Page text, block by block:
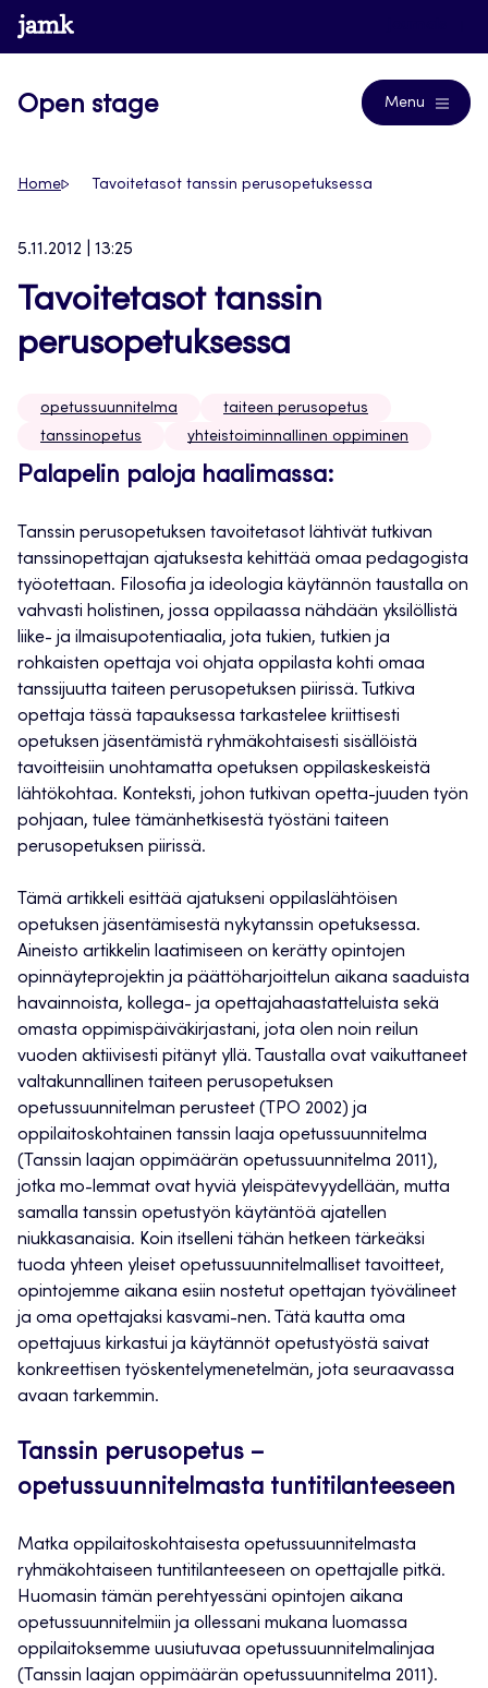
Siirry
suoraan
www.jamk.fi
Open stage Menu
Home Tavoitetasot tanssin perusopetuksessa
5.11.2012 | 13:25
Tavoitetasot tanssin
perusopetuksessa
opetussuunnitelma
taiteen perusopetus
tanssinopetus
yhteistoiminnallinen oppiminen
Palapelin paloja haalimassa:
Tanssin perusopetuksen tavoitetasot lähtivät tutkivan
tanssinopettajan ajatuksesta kehittää omaa pedagogista
työotettaan. Filosofia ja ideologia käytännön taustalla on
vahvasti holistinen, jossa oppilaassa nähdään yksilöllistä
liike- ja ilmaisupotentiaalia, jota tukien, tutkien ja
rohkaisten opettaja voi ohjata oppilasta kohti omaa
tanssijuutta taiteen perusopetuksen piirissä. Tutkiva
opettaja tässä tapauksessa tarkastelee kriittisesti
opetuksen jäsentämistä ryhmäkohtaisesti sisällöistä
tavoitteisiin unohtamatta opetuksen oppilaskeskeistä
lähtökohtaa. Konteksti, johon tutkivan opetta-juuden työn
pohjaan, tulee tämänhetkisestä työstäni taiteen
perusopetuksen piirissä.
Tämä artikkeli esittää ajatukseni oppilaslähtöisen
opetuksen jäsentämisestä nykytanssin opetuksessa.
Aineisto artikkelin laatimiseen on kerätty opintojen
opinnäyteprojektin ja päättöharjoittelun aikana saaduista
havainnoista, kollega- ja opettajahaastatteluista sekä
omasta oppimispäiväkirjastani, jota olen noin reilun
vuoden aktiivisesti pitänyt yllä. Taustalla ovat vaikuttaneet
valtakunnallinen taiteen perusopetuksen
opetussuunnitelman perusteet (TPO 2002) ja
oppilaitoskohtainen tanssin laaja opetussuunnitelma
(Tanssin laajan oppimäärän opetussuunnitelma 2011),
jotka mo-lemmat ovat hyviä yleispätevyydellään, mutta
samalla tanssin opetustyön käytäntöä ajatellen
niukkasanaisia. Koin itselleni tähän hetkeen tärkeäksi
tuoda yhteen yleiset opetussuunnitelmalliset tavoitteet,
opintojemme aikana esiin nostetut opettajan työvälineet
ja oma opettajaksi kasvami-nen. Tätä kautta oma
opettajuus kirkastui ja käytännöt opetustyöstä saivat
konkreettisen työskentelymenetelmän, jota seuraavassa
avaan tarkemmin.
Tanssin perusopetus –
opetussuunnitelmasta tuntitilanteeseen
Matka oppilaitoskohtaisesta opetussuunnitelmasta
ryhmäkohtaiseen tuntitilanteeseen on opettajalle pitkä.
Huomasin tämän perehtyessäni opintojen aikana
opetussuunnitelmiin ja ollessani mukana luomassa
oppilaitoksemme uusiutuvaa opetussuunnitelmalinjaa
(Tanssin laajan oppimäärän opetussuunnitelma 2011).